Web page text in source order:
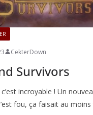
CekterDown
Survivors
incroyable ! Un
fou, ça faisait au